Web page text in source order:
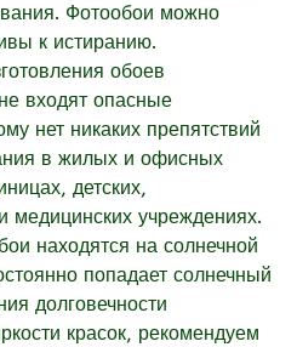
Фотообои можно
к истиранию.
обоев
входят опасные
нет никаких препятствий
в жилых и офисных
детских,
медицинских учреждениях.
находятся на солнечной
попадает солнечный
долговечности
красок, рекомендуем